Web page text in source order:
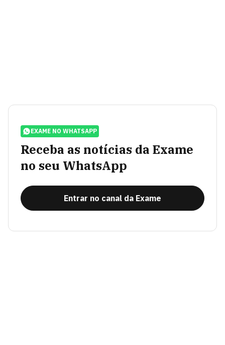
EXAME NO WHATSAPP
Receba as notícias da Exame
no seu WhatsApp
Entrar no canal da Exame